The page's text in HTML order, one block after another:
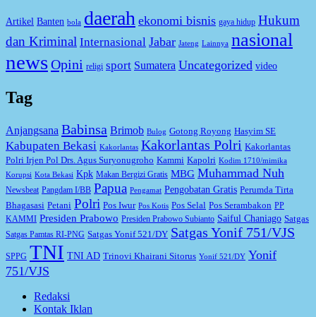
Artikel Banten bola daerah ekonomi bisnis gaya hidup Hukum
dan Kriminal Internasional Jabar Jateng Lainnya nasional
newsOpini religi sport Sumatera Uncategorized video
Tag
Anjangsana Babinsa Brimob Bulog Gotong Royong Hasyim SE
Kabupaten Bekasi Kakorlantas Kakorlantas Polri Kakorlantas
Polri Irjen Pol Drs. Agus Suryonugroho Kammi Kapolri Kodim 1710/mimika
Korupsi Kota Bekasi Kpk Makan Bergizi Gratis MBG Muhammad Nuh
Newsbeat Pangdam I/BB Papua Pengamat Pengobatan Gratis Perumda Tirta
Bhagasasi Petani Polri Pos Iwur Pos Kotis Pos Selal Pos Serambakon PP
KAMMI Presiden Prabowo Presiden Prabowo Subianto Saiful Chaniago Satgas
Satgas Pamtas RI-PNG Satgas Yonif 521/DY Satgas Yonif 751/VJS
SPPG TNI TNI AD Trinovi Khairani Sitorus Yonif 521/DY Yonif
751/VJS
Redaksi
Kontak Iklan